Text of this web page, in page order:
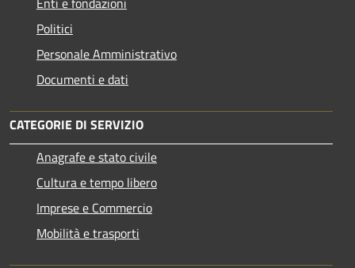
Politici
Personale Amministrativo
Documenti e dati
CATEGORIE DI SERVIZIO
Anagrafe e stato civile
Cultura e tempo libero
Imprese e Commercio
Mobilità e trasporti